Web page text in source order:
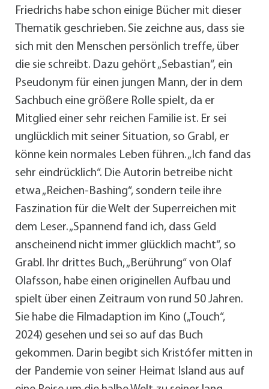
Friedrichs habe schon einige Bücher mit dieser
Thematik geschrieben. Sie zeichne aus, dass sie
sich mit den Menschen persönlich treffe, über
die sie schreibt. Dazu gehört „Sebastian“, ein
Pseudonym für einen jungen Mann, der in dem
Sachbuch eine größere Rolle spielt, da er
Mitglied einer sehr reichen Familie ist. Er sei
unglücklich mit seiner Situation, so Grabl, er
könne kein normales Leben führen. „Ich fand das
sehr eindrücklich“. Die Autorin betreibe nicht
etwa „Reichen-Bashing“, sondern teile ihre
Faszination für die Welt der Superreichen mit
dem Leser. „Spannend fand ich, dass Geld
anscheinend nicht immer glücklich macht“, so
Grabl. Ihr drittes Buch, „Berührung“ von Olaf
Olafsson, habe einen originellen Aufbau und
spielt über einen Zeitraum von rund 50 Jahren.
Sie habe die Filmadaption im Kino („Touch“,
2024) gesehen und sei so auf das Buch
gekommen. Darin begibt sich Kristófer mitten in
der Pandemie von seiner Heimat Island aus auf